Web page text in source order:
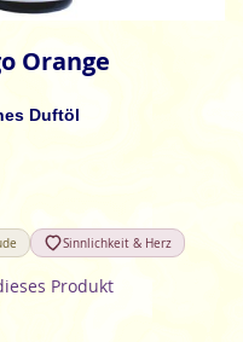
Orange
Duftöl
Sinnlichkeit & Herz
Produkt